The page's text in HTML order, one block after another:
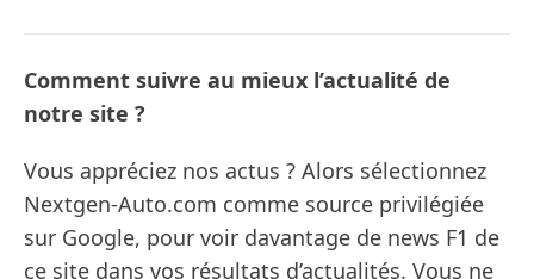
Comment suivre au mieux l’actualité de
notre site ?
Vous appréciez nos actus ? Alors sélectionnez
Nextgen-Auto.com comme source privilégiée
sur Google, pour voir davantage de news F1 de
ce site dans vos résultats d’actualités. Vous ne